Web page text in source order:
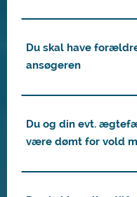
Du skal have
ansøgeren
Du og din evt.
være dømt for vold